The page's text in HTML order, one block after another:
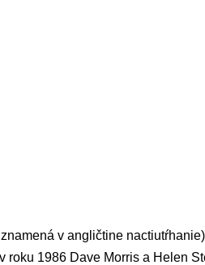
v angličtine
roku 1986 Dave Morris a Helen